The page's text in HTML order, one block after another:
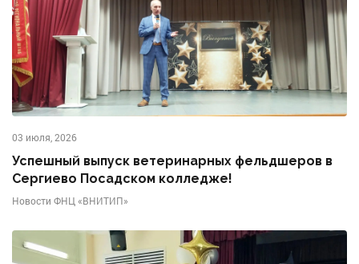
03 июля, 2026
Успешный выпуск ветеринарных фельдшеров в
Сергиево Посадском колледже!
Новости ФНЦ «ВНИТИП»